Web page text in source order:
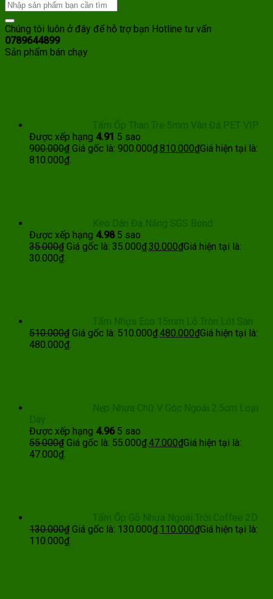
Chúng tôi luôn ở đây để hỗ trợ bạn Hotline tư vấn
0789644899
Sản phẩm bán chạy
Tấm Ốp Than Tre 5mm Vân Đá PET VIP
Được xếp hạng 4.91 5 sao
900.000₫ Giá gốc là: 900.000₫.810.000₫Giá hiện tại là:
810.000₫.
Keo Dán Đa Năng SGS Bond
Được xếp hạng 4.985 sao
35.000₫ Giá gốc là: 35.000₫.30.000₫Giá hiện tại là:
30.000₫.
Tấm Nhựa Eco 15mm Lỗ Tròn Lót Sàn
510.000₫ Giá gốc là: 510.000₫.480.000₫Giá hiện tại là:
480.000₫.
Nẹp Nhựa Chữ V Góc Ngoài 2.5cm Loại
Dày
Được xếp hạng 4.965 sao
55.000₫ Giá gốc là: 55.000₫.47.000₫Giá hiện tại là:
47.000₫.
Tấm Ốp Gỗ Nhựa Ngoài Trời Coffee 2D
130.000₫ Giá gốc là: 130.000₫.110.000₫Giá hiện tại là:
110.000₫.